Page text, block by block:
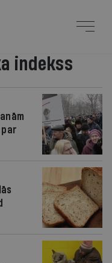
indekss
par